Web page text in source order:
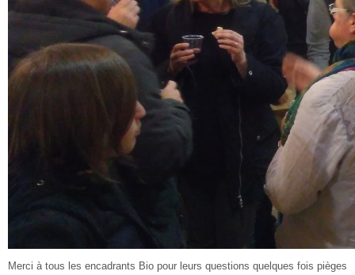
Merci à tous les encadrants Bio pour leurs questions quelques fois pièges